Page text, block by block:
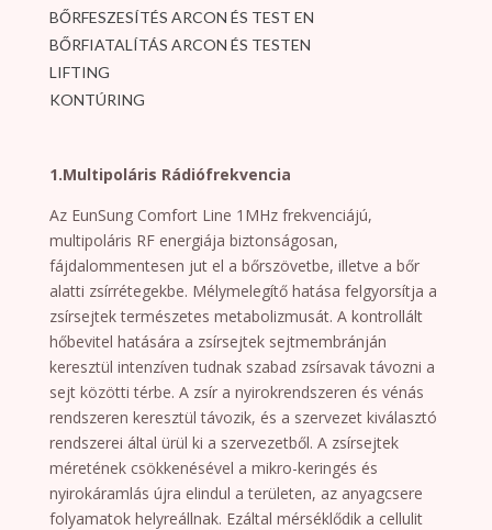
BŐRFESZESÍTÉS ARCON ÉS TEST EN
BŐRFIATALÍTÁS ARCON ÉS TESTEN
LIFTING
KONTÚRING
1.Multipoláris Rádiófrekvencia
Az EunSung Comfort Line 1MHz frekvenciájú,
multipoláris RF energiája biztonságosan,
fájdalommentesen jut el a bőrszövetbe, illetve a bőr
alatti zsírrétegekbe. Mélymelegítő hatása felgyorsítja a
zsírsejtek természetes metabolizmusát. A kontrollált
hőbevitel hatására a zsírsejtek sejtmembránján
keresztül intenzíven tudnak szabad zsírsavak távozni a
sejt közötti térbe. A zsír a nyirokrendszeren és vénás
rendszeren keresztül távozik, és a szervezet kiválasztó
rendszerei által ürül ki a szervezetből. A zsírsejtek
méretének csökkenésével a mikro-keringés és
nyirokáramlás újra elindul a területen, az anyagcsere
folyamatok helyreállnak. Ezáltal mérséklődik a cellulit